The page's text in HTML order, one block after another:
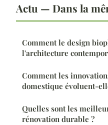
Actu — Dans la
Comment le design
l'architecture
Comment les
domestique évoluent-
Quelles sont les
rénovation durable ?